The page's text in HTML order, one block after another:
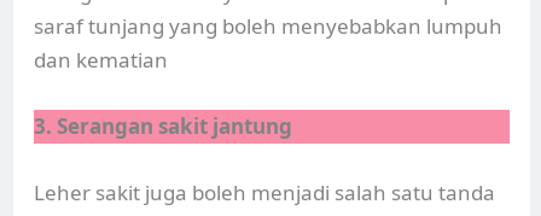
saraf tunjang yang boleh menyebabkan lumpuh
dan kematian
3. Serangan sakit jantung
Leher sakit juga boleh menjadi salah satu tanda